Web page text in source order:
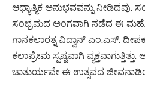
ಆಧ್ಯಾತ್ಮಿಕ ಅನುಭವವನ್ನು
ಸಂಭ್ರಮದ ಅಂಗವಾಗಿ ನಡೆದ ಈ
ಗಾನಕಲಾರತ್ನ ವಿದ್ವಾನ್ ಎಂ.ಎಸ್. ದೀಪಕ್
ಕಲಾಪ್ರೇಮ ಸ್ಪಷ್ಟವಾಗಿ
ಚಾತುರ್ಯವೇ ಈ ಉತ್ಸವದ